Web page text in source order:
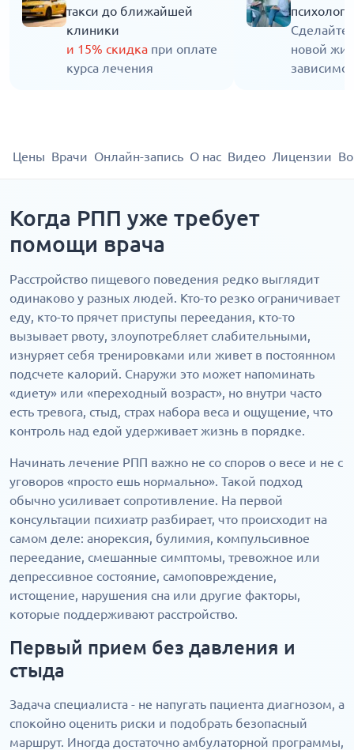
такси до ближайшей
клиники
и 15% скидка при оплате
курса лечения
психолога
Сделайте
новой
Цены Врачи Онлайн-запись О нас Видео Лицензии
Когда РПП уже требует
помощи врача
Расстройство пищевого поведения редко выглядит
одинаково у разных людей. Кто-то резко ограничивает
еду, кто-то прячет приступы переедания, кто-то
вызывает рвоту, злоупотребляет слабительными,
изнуряет себя тренировками или живет в постоянном
подсчете калорий. Снаружи это может напоминать
«диету» или «переходный возраст», но внутри часто
есть тревога, стыд, страх набора веса и ощущение, что
контроль над едой удерживает жизнь в порядке.
Начинать лечение РПП важно не со споров о весе и не с
уговоров «просто ешь нормально». Такой подход
обычно усиливает сопротивление. На первой
консультации психиатр разбирает, что происходит на
самом деле: анорексия, булимия, компульсивное
переедание, смешанные симптомы, тревожное или
депрессивное состояние, самоповреждение,
истощение, нарушения сна или другие факторы,
которые поддерживают расстройство.
Первый прием без давления и
стыда
Задача специалиста - не напугать пациента диагнозом, а
спокойно оценить риски и подобрать безопасный
маршрут. Иногда достаточно амбулаторной программы,